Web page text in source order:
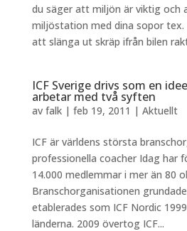
du säger att miljön är viktig och
miljöstation med dina sopor
att slänga ut skräp ifrån bilen
ICF Sverige drivs som en
arbetar med två syften
av falk| feb 19, 2011 | Aktuellt
ICF är världens största
professionella coacher Idag har
14.000 medlemmar i mer än 80
Branschorganisationen
etablerades som ICF Nordic
länderna. 2009 övertog ICF...